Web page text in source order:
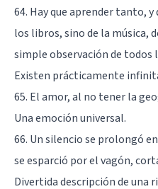
64. Hay que aprender tanto,
los libros, sino de la música,
simple observación de todos
Existen prácticamente
65. El amor, al no tener la
Una emoción universal.
66. Un silencio se prolongó
se esparció por el vagón,
Divertida descripción de una